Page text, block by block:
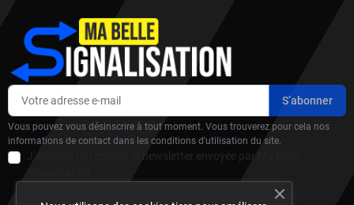
Vous pouvez vous désinscrire à tout moment. Vous trouverez pour cela nos
informations de contact dans les conditions d'utilisation du site.
J'accepte de recevoir la newsletter envoyée par Ma Belle
Signalisation